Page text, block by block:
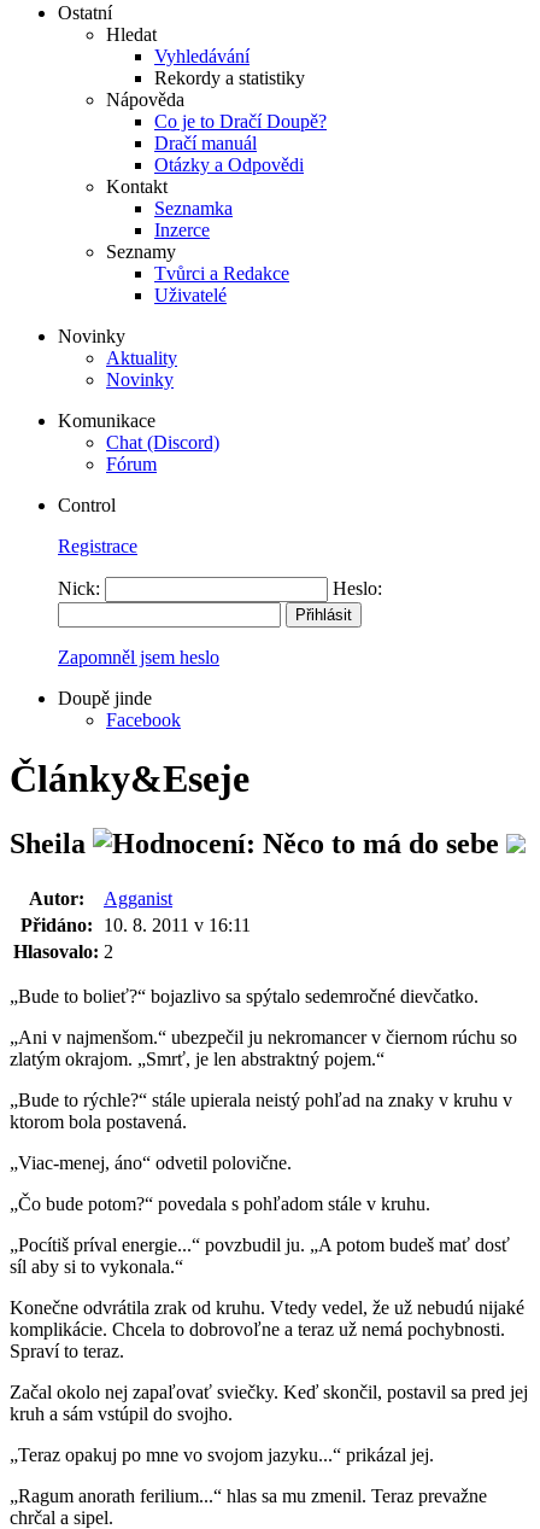
Ostatní
Hledat
Vyhledávání
Rekordy a statistiky
Nápověda
Co je to Dračí Doupě?
Dračí manuál
Otázky a Odpovědi
Kontakt
Seznamka
Inzerce
Seznamy
Tvůrci a Redakce
Uživatelé
Novinky
Aktuality
Novinky
Komunikace
Chat (Discord)
Fórum
Control
Registrace
Nick: Heslo:
Zapomněl jsem heslo
Doupě jinde
Facebook
Články&Eseje
Sheila
Autor:
Agganist
Přidáno:
10. 8. 2011 v 16:11
Hlasovalo: 2
„Bude to bolieť?“ bojazlivo sa spýtalo sedemročné dievčatko.
„Ani v najmenšom.“ ubezpečil ju nekromancer v čiernom rúchu so
zlatým okrajom. „Smrť, je len abstraktný pojem.“
„Bude to rýchle?“ stále upierala neistý pohľad na znaky v kruhu v
ktorom bola postavená.
„Viac-menej, áno“ odvetil polovične.
„Čo bude potom?“ povedala s pohľadom stále v kruhu.
„Pocítiš príval energie...“ povzbudil ju. „A potom budeš mať dosť
síl aby si to vykonala.“
Konečne odvrátila zrak od kruhu. Vtedy vedel, že už nebudú nijaké
komplikácie. Chcela to dobrovoľne a teraz už nemá pochybnosti.
Spraví to teraz.
Začal okolo nej zapaľovať sviečky. Keď skončil, postavil sa pred jej
kruh a sám vstúpil do svojho.
„Teraz opakuj po mne vo svojom jazyku...“ prikázal jej.
„Ragum anorath ferilium...“ hlas sa mu zmenil. Teraz prevažne
chrčal a sipel.